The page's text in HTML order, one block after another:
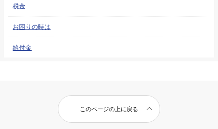
税金
お困りの時は
給付金
このページの上に戻る